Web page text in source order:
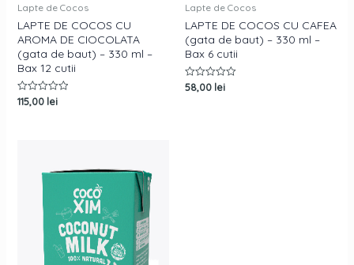
Lapte de Cocos
LAPTE DE COCOS CU
AROMA DE CIOCOLATA
(gata de baut) – 330 ml –
Bax 12 cutii
Rated
115,00 lei
Lapte de Cocos
LAPTE DE COCOS CU CAFEA
(gata de baut) – 330 ml –
Bax 6 cutii
Rated
58,00 lei